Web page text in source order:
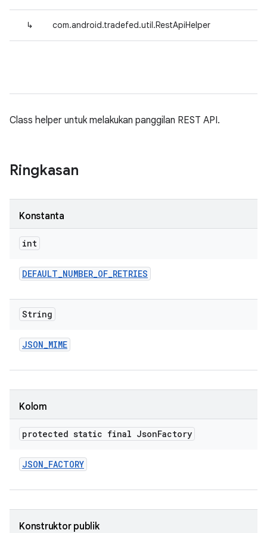
↳ com.android.tradefed.util.RestApiHelper
Class helper untuk melakukan panggilan REST API.
Ringkasan
Konstanta
int
DEFAULT_NUMBER_OF_RETRIES
String
JSON_MIME
Kolom
protected static final JsonFactory
JSON_FACTORY
Konstruktor publik